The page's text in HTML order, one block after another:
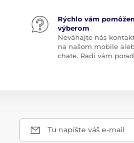
Rýchlo vám
výberom
Neváhajte nás
na našom mobile
chate. Radi vám
Tu napíšte váš e-mail